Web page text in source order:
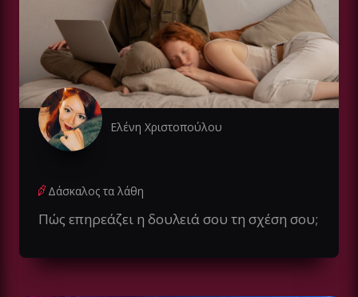
Ελένη Χριστοπούλου
Δάσκαλος τα λάθη
Πώς επηρεάζει η δουλειά σου τη σχέση σου;